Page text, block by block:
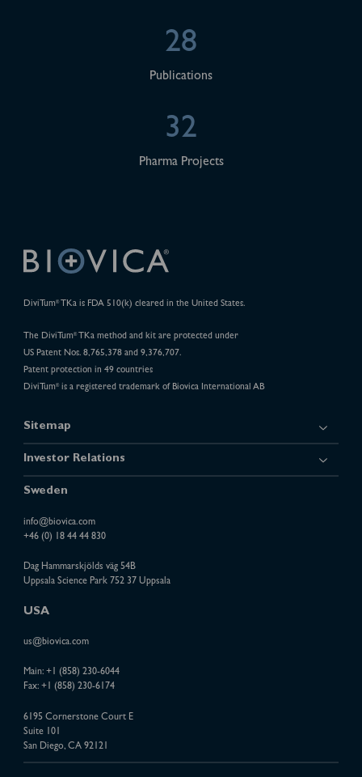
28
Publications
32
Pharma Projects
DiviTum® TKa is FDA 510(k) cleared in the United States.
The DiviTum®TKa method and kit are protected under
US Patent Nos. 8,765,378 and 9,376,707.
Patent protection in 49 countries
DiviTum®is a registered trademark of Biovica International AB
Sitemap
Investor Relations
Sweden
info@biovica.com
+46 (0) 18 44 44 830
Dag Hammarskjölds väg 54B
Uppsala Science Park 752 37 Uppsala
USA
us@biovica.com
Main: +1 (858) 230-6044
Fax: +1 (858) 230-6174
6195 Cornerstone Court E
Suite 101
San Diego, CA 92121